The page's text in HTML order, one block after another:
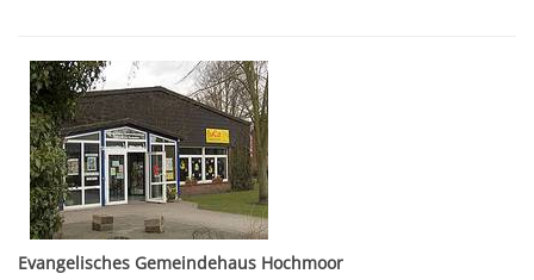
Evangelisches Gemeindehaus Hochmoor